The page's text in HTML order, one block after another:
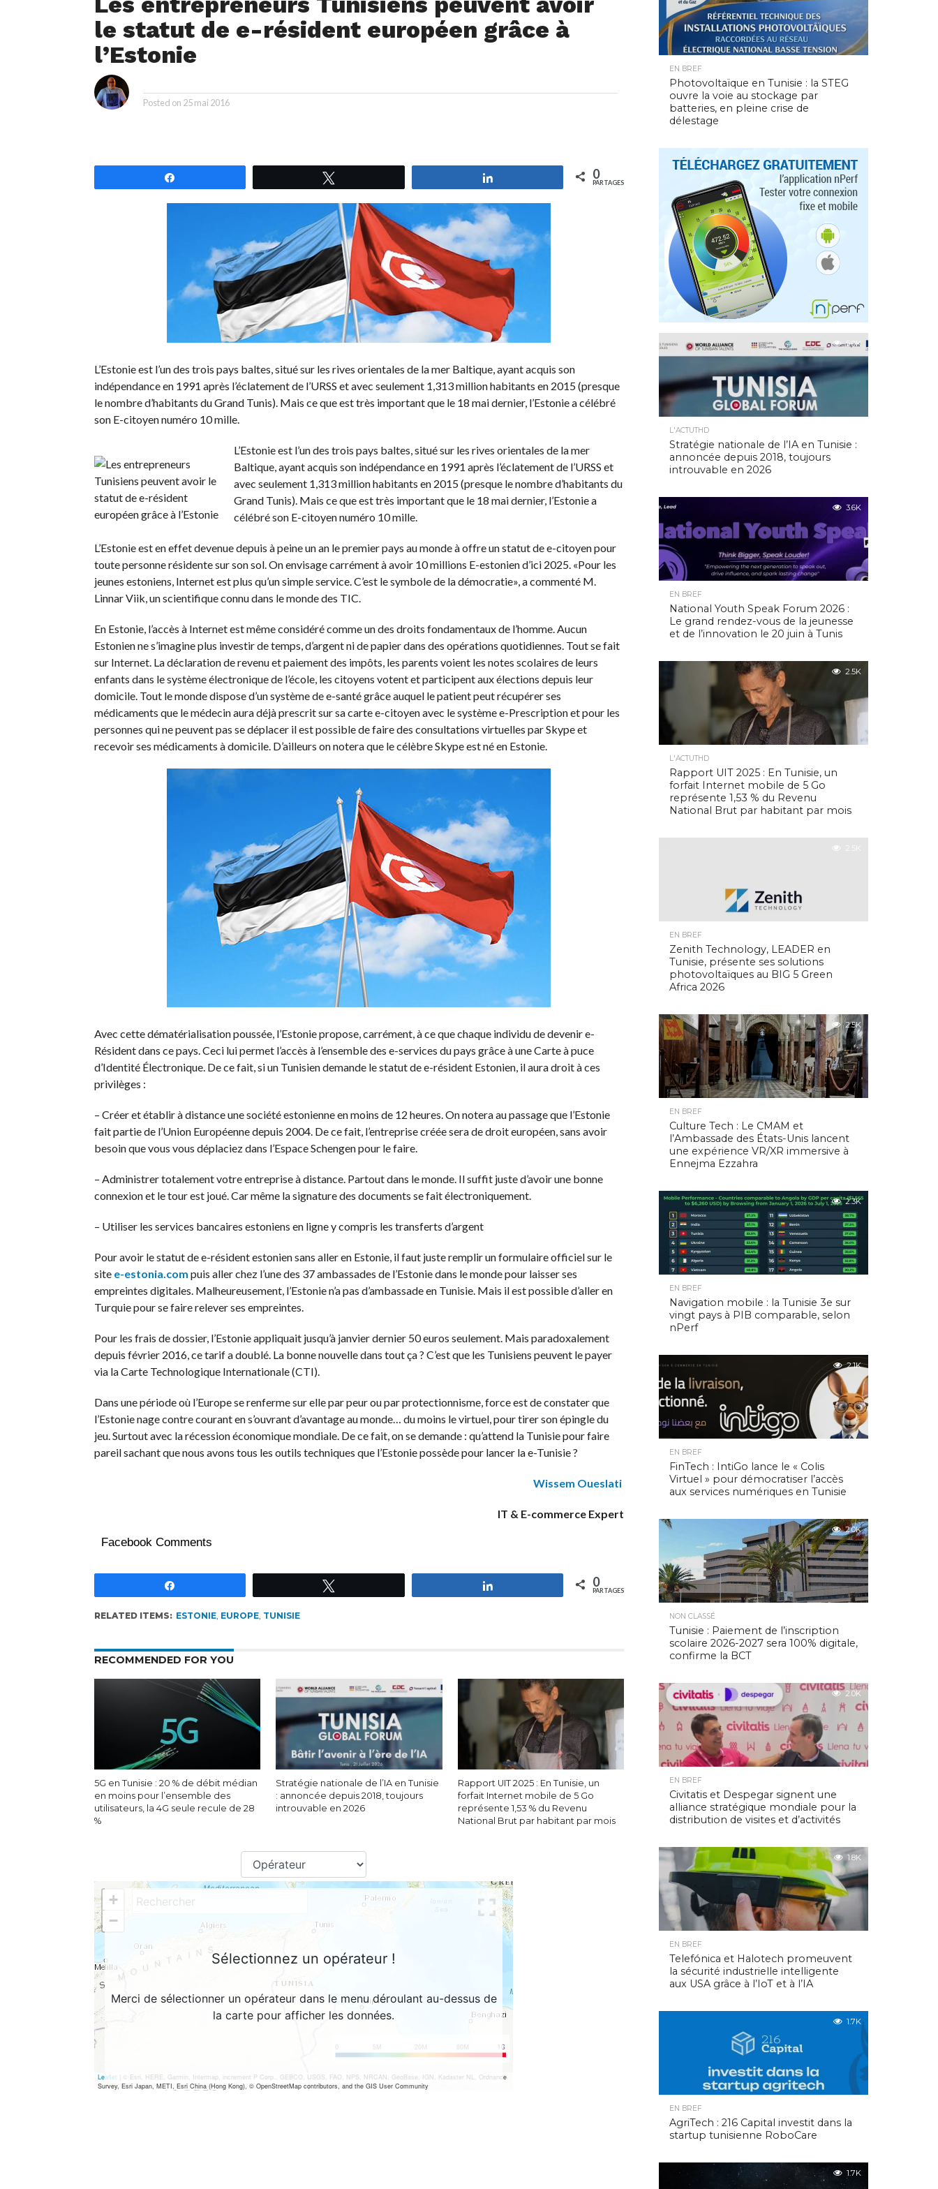
le statut de e-résident européen grâce à
l’Estonie
Posted on 25 mai 2016
0
PARTAGES
L’Estonie est l’un des trois pays baltes, situé sur les rives orientales de la mer Baltique, ayant acquis son
indépendance en 1991 après l’éclatement de l’URSS et avec seulement 1,313 million habitants en 2015 (presque
le nombre d’habitants du Grand Tunis). Mais ce que est très important que le 18 mai dernier, l’Estonie a célébré
son E-citoyen numéro 10 mille.
L’Estonie est l’un des trois pays baltes, situé sur les rives orientales de la mer
Baltique, ayant acquis son indépendance en 1991 après l’éclatement de l’URSS et
avec seulement 1,313 million habitants en 2015 (presque le nombre d’habitants du
Grand Tunis). Mais ce que est très important que le 18 mai dernier, l’Estonie a
célébré son E-citoyen numéro 10 mille.
L’Estonie est en effet devenue depuis à peine un an le premier pays au monde à offre un statut de e-citoyen pour
toute personne résidente sur son sol. On envisage carrément à avoir 10 millions E-estonien d’ici 2025. «Pour les
jeunes estoniens, Internet est plus qu’un simple service. C’est le symbole de la démocratie», a commenté M.
Linnar Viik, un scientifique connu dans le monde des TIC.
En Estonie, l’accès à Internet est même considéré comme un des droits fondamentaux de l’homme. Aucun
Estonien ne s’imagine plus investir de temps, d’argent ni de papier dans des opérations quotidiennes. Tout se fait
sur Internet. La déclaration de revenu et paiement des impôts, les parents voient les notes scolaires de leurs
enfants dans le système électronique de l’école, les citoyens votent et participent aux élections depuis leur
domicile. Tout le monde dispose d’un système de e-santé grâce auquel le patient peut récupérer ses
médicaments que le médecin aura déjà prescrit sur sa carte e-citoyen avec le système e-Prescription et pour les
personnes qui ne peuvent pas se déplacer il est possible de faire des consultations virtuelles par Skype et
recevoir ses médicaments à domicile. D’ailleurs on notera que le célèbre Skype est né en Estonie.
Avec cette dématérialisation poussée, l’Estonie propose, carrément, à ce que chaque individu de devenir e-
Résident dans ce pays. Ceci lui permet l’accès à l’ensemble des e-services du pays grâce à une Carte à puce
d’Identité Électronique. De ce fait, si un Tunisien demande le statut de e-résident Estonien, il aura droit à ces
privilèges :
– Créer et établir à distance une société estonienne en moins de 12 heures. On notera au passage que l’Estonie
fait partie de l’Union Européenne depuis 2004. De ce fait, l’entreprise créée sera de droit européen, sans avoir
besoin que vous vous déplaciez dans l’Espace Schengen pour le faire.
– Administrer totalement votre entreprise à distance. Partout dans le monde. Il suffit juste d’avoir une bonne
connexion et le tour est joué. Car même la signature des documents se fait électroniquement.
– Utiliser les services bancaires estoniens en ligne y compris les transferts d’argent
Pour avoir le statut de e-résident estonien sans aller en Estonie, il faut juste remplir un formulaire officiel sur le
site e-estonia.com puis aller chez l’une des 37 ambassades de l’Estonie dans le monde pour laisser ses
empreintes digitales. Malheureusement, l’Estonie n’a pas d’ambassade en Tunisie. Mais il est possible d’aller en
Turquie pour se faire relever ses empreintes.
Pour les frais de dossier, l’Estonie appliquait jusqu’à janvier dernier 50 euros seulement. Mais paradoxalement
depuis février 2016, ce tarif a doublé. La bonne nouvelle dans tout ça ? C’est que les Tunisiens peuvent le payer
via la Carte Technologique Internationale (CTI).
Dans une période où l’Europe se renferme sur elle par peur ou par protectionnisme, force est de constater que
l’Estonie nage contre courant en s’ouvrant d’avantage au monde… du moins le virtuel, pour tirer son épingle du
jeu. Surtout avec la récession économique mondiale. De ce fait, on se demande : qu’attend la Tunisie pour faire
pareil sachant que nous avons tous les outils techniques que l’Estonie possède pour lancer la e-Tunisie ?
Wissem Oueslati
IT & E-commerce Expert
Facebook Comments
0
PARTAGES
RELATED ITEMS: ESTONIE, EUROPE, TUNISIE
RECOMMENDED FOR YOU
5G en Tunisie : 20 % de débit médian
en moins pour l’ensemble des
utilisateurs, la 4G seule recule de 28
%
Stratégie nationale de l’IA en Tunisie
: annoncée depuis 2018, toujours
introuvable en 2026
Rapport UIT 2025 : En Tunisie, un
forfait Internet mobile de 5 Go
représente 1,53 % du Revenu
National Brut par habitant par mois
EN BREF
Photovoltaïque en Tunisie : la STEG
ouvre la voie au stockage par
batteries, en pleine crise de
délestage
5.0K
L'ACTUTHD
Stratégie nationale de l’IA en Tunisie :
annoncée depuis 2018, toujours
introuvable en 2026
3.6K
EN BREF
National Youth Speak Forum 2026 :
Le grand rendez-vous de la jeunesse
et de l’innovation le 20 juin à Tunis
2.5K
L'ACTUTHD
Rapport UIT 2025 : En Tunisie, un
forfait Internet mobile de 5 Go
représente 1,53 % du Revenu
National Brut par habitant par mois
2.5K
EN BREF
Zenith Technology, LEADER en
Tunisie, présente ses solutions
photovoltaïques au BIG 5 Green
Africa 2026
2.5K
EN BREF
Culture Tech : Le CMAM et
l’Ambassade des États-Unis lancent
une expérience VR/XR immersive à
Ennejma Ezzahra
2.3K
EN BREF
Navigation mobile : la Tunisie 3e sur
vingt pays à PIB comparable, selon
nPerf
2.1K
EN BREF
FinTech : IntiGo lance le « Colis
Virtuel » pour démocratiser l’accès
aux services numériques en Tunisie
2.0K
NON CLASSÉ
Tunisie : Paiement de l’inscription
scolaire 2026-2027 sera 100% digitale,
confirme la BCT
2.0K
EN BREF
Civitatis et Despegar signent une
alliance stratégique mondiale pour la
distribution de visites et d’activités
1.8K
EN BREF
Telefónica et Halotech promeuvent
la sécurité industrielle intelligente
aux USA grâce à l’IoT et à l’IA
1.7K
EN BREF
AgriTech : 216 Capital investit dans la
startup tunisienne RoboCare
1.7K